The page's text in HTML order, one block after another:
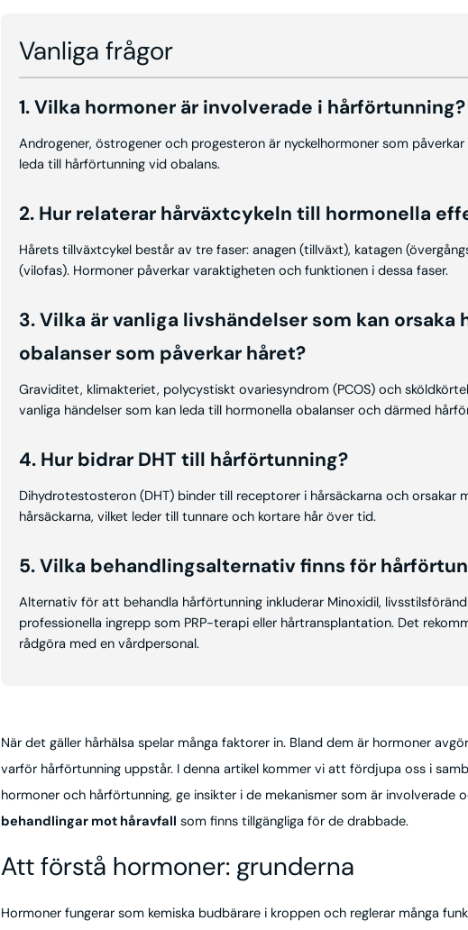
Vanliga frågor
1. Vilka hormoner är involverade i hårförtunning?
Androgener, östrogener och progesteron är nyckelhormoner som påverkar
leda till hårförtunning vid obalans.
2. Hur relaterar hårväxtcykeln till hormonella
Hårets tillväxtcykel består av tre faser: anagen (tillväxt), katagen
(vilofas). Hormoner påverkar varaktigheten och funktionen i dessa faser.
3. Vilka är vanliga livshändelser som kan orsaka
obalanser som påverkar håret?
Graviditet, klimakteriet, polycystiskt ovariesyndrom (PCOS) och
vanliga händelser som kan leda till hormonella obalanser och därmed
4. Hur bidrar DHT till hårförtunning?
Dihydrotestosteron (DHT) binder till receptorer i hårsäckarna och orsakar
hårsäckarna, vilket leder till tunnare och kortare hår över tid.
5. Vilka behandlingsalternativ finns för
Alternativ för att behandla hårförtunning inkluderar Minoxidil,
professionella ingrepp som PRP-terapi eller hårtransplantation. Det
rådgöra med en vårdpersonal.
När det gäller hårhälsa spelar många faktorer in. Bland dem är hormoner
varför hårförtunning uppstår. I denna artikel kommer vi att fördjupa oss i
hormoner och hårförtunning, ge insikter i de mekanismer som är involverade
behandlingar mot håravfall som finns tillgängliga för de drabbade.
Att förstå hormoner: grunderna
Hormoner fungerar som kemiska budbärare i kroppen och reglerar många